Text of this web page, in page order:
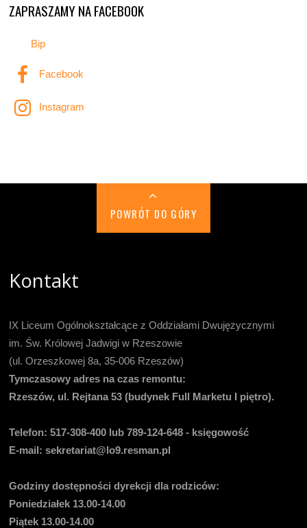
ZAPRASZAMY NA FACEBOOK
Bip
Facebook
Instagram
POWRÓT DO GÓRY
Kontakt
IX Liceum Ogólnokształcące z Oddziałami Dwujęzycznymi
im. Św. Królowej Jadwigi w Rzeszowie
(ul. Orzeszkowej 8a, 35-006 Rzeszów)
Tymczasowy adres na czas remontu:
Rzeszów, ul. Rejtana 53 (budynek Full Marketu I piętro).
Telefon:517-308-400 lub 789-124-648 - księgowość
E-mail: sekretariat@lo9.resman.pl
Godziny dostępności dyrekcji dla rodziców:
Poniedziałek 13.00-14.00
Piątek 13.00-14.00